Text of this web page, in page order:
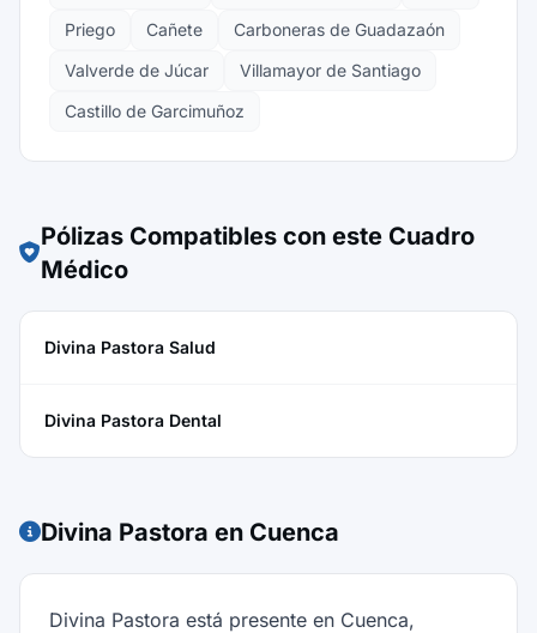
Priego
Cañete
Carboneras de Guadazaón
Valverde de Júcar
Villamayor de Santiago
Castillo de Garcimuñoz
Pólizas Compatibles con este Cuadro
Médico
Divina Pastora Salud
Divina Pastora Dental
Divina Pastora en Cuenca
Divina Pastora está presente en Cuenca,